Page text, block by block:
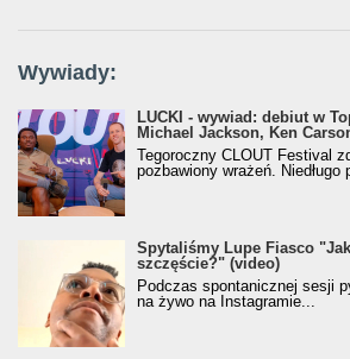
Wywiady:
LUCKI - wywiad: debiut w
Michael Jackson, Ken
Tegoroczny CLOUT Festival
pozbawiony wrażeń. Niedługo
Spytaliśmy Lupe Fiasco
szczęście?" (video)
Podczas spontanicznej sesji
na żywo na Instagramie...